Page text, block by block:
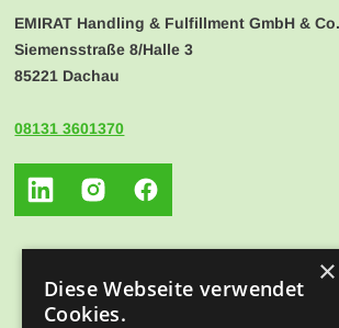
EMIRAT Handling & Fulfillment GmbH &
Siemensstraße 8/Halle 3
85221 Dachau
08131 3601370
×
Diese Webseite verwendet
Cookies.